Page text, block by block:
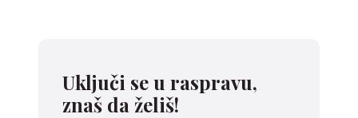
Uključi se u raspravu,
znaš da želiš!